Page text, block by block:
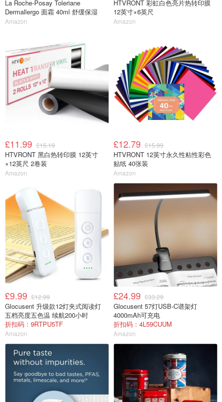
La Roche-Posay Toleriane
Dermallergo 面霜 40ml 舒缓保湿
Amazon
HTVRONT 彩虹白色亮片热转印膜
12英寸×6英尺
Amazon
£11.99 £15.19
HTVRONT 黑白热转印膜 12英寸
×12英尺 2卷装
Amazon
£12.79 £15.99
HTVRONT 12英寸永久性粘性彩色
贴纸 40张装
Amazon
£9.99 £12.99
Glocusent 升级款12灯夹式阅读灯
五档亮度五色温 续航200小时
折扣码：9RTPU5TF
Amazon
£24.99 £33.29
Glocusent 57灯USB-C谱架灯
4000mAh可充电
折扣码：4L59CUUM
Amazon